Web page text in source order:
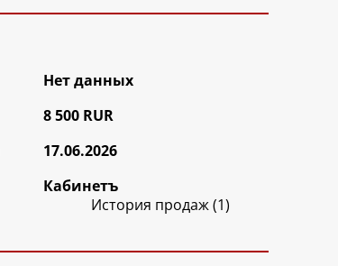
Нет данных
8 500 RUR
17.06.2026
Кабинетъ
История продаж (1)